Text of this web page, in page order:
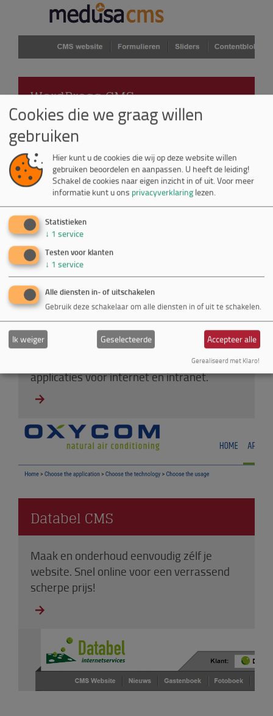
WordPress CMS
Als je meer wilt met WordPress. Een goed
ontwerp, eigen themes, maatwerkmodules
en goede beveiliging.
Maatwerk
Wij hebben inmiddels ruime ervaring met
de realisatie van meer en minder complexe
applicaties voor internet en intranet.
Databel CMS
Maak en onderhoud eenvoudig zélf je
website. Snel online voor een verrassend
scherpe prijs!
Cookies die we graag willen
gebruiken
Hier kunt u de cookies die wij op deze website willen
gebruiken beoordelen en aanpassen. U heeft de leiding!
Schakel de cookies naar eigen inzicht in of uit. Voor meer
informatie kunt u ons privacyverklaring lezen.
Statistieken
↓ 1 service
Testen voor klanten
↓ 1 service
Alle diensten in- of uitschakelen
Gebruik deze schakelaar om alle diensten in of uit te schakelen.
Ik weiger Geselecteerde Accepteer alle
Gerealiseerd met Klaro!